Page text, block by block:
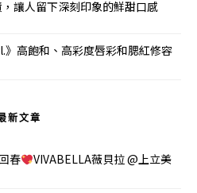
讓人留下深刻印象的鮮甜口感
高飽和、高彩度唇彩和腮紅修容
新文章
春
VIVABELLA薇貝拉 @上立美